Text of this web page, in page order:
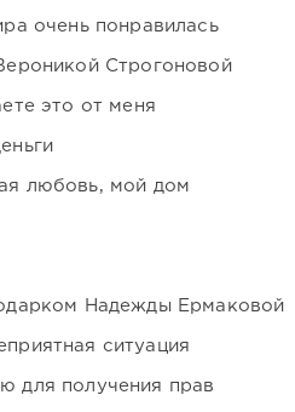
очень понравилась
Строгоновой
это от меня
любовь, мой дом
Надежды Ермаковой
ситуация
для получения прав